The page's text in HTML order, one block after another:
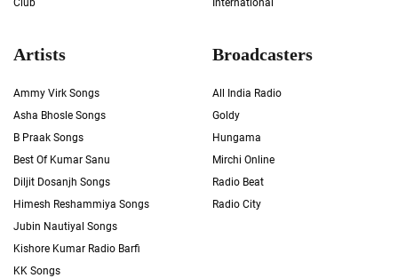
Club
International
Artists
Ammy Virk Songs
Asha Bhosle Songs
B Praak Songs
Best Of Kumar Sanu
Diljit Dosanjh Songs
Himesh Reshammiya Songs
Jubin Nautiyal Songs
Kishore Kumar Radio Barfi
KK Songs
Broadcasters
All India Radio
Goldy
Hungama
Mirchi Online
Radio Beat
Radio City